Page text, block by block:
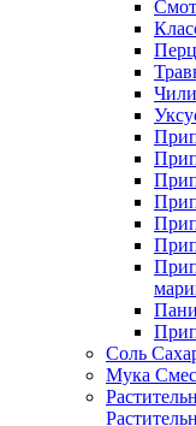
Соль
Мука